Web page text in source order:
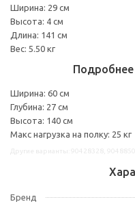
Ширина: 29 см
Высота: 4 см
Длина: 141 см
Вес: 5.50 кг
Подробнее
Ширина: 60 см
Глубина: 27 см
Высота: 140 см
Макс нагрузка на полку: 25 кг
Бренд